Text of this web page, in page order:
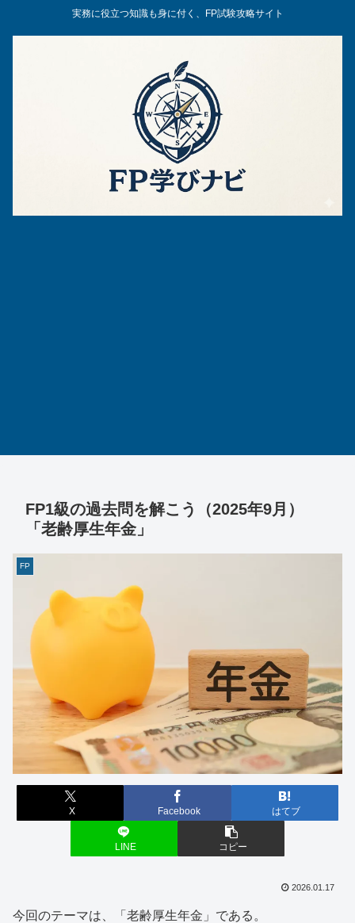
実務に役立つ知識も身に付く、FP試験攻略サイト
FP1級の過去問を解こう（2025年9月）
「老齢厚生年金」
FP
X Facebook はてブ
LINE コピー
2026.01.17
今回のテーマは、「老齢厚生年金」である。